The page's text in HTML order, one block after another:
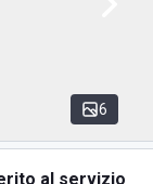
6
al servizio